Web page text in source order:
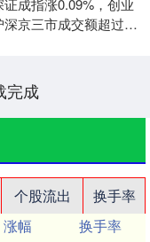
成指涨0.09%，创业
京三市成交额超过
完成
个股流出
换手率
涨幅
换手率